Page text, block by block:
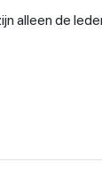
alleen de